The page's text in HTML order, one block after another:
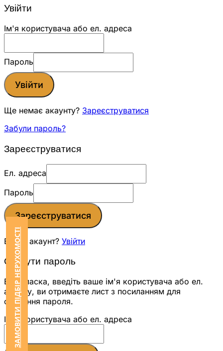
ЗАМОВИТИ ПІДБІР НЕРУХОМОСТІ
Увійти
Ім'я користувача або ел. адреса
Пароль
Увійти
Ще немає акаунту? Зареєструватися
Забули пароль?
Зареєструватися
Ел. адреса
Пароль
Зареєструватися
Вже є акаунт? Увійти
Скинути пароль
Будь ласка, введіть ваше ім'я користувача або ел.
адресу, ви отримаєте лист з посиланням для
скидання пароля.
Ім'я користувача або ел. адреса